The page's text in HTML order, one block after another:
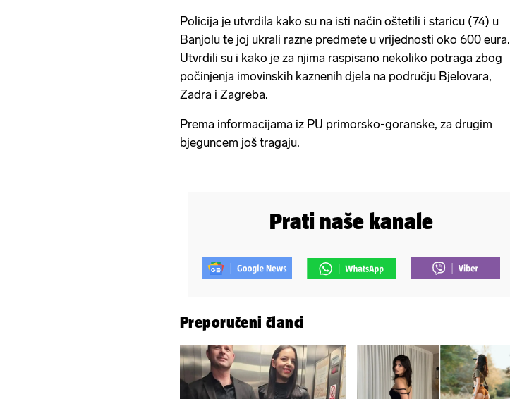
Policija je utvrdila kako su na isti način oštetili i staricu (74) u
Banjolu te joj ukrali razne predmete u vrijednosti oko 600 eura.
Utvrdili su i kako je za njima raspisano nekoliko potraga zbog
počinjenja imovinskih kaznenih djela na području Bjelovara,
Zadra i Zagreba.
Prema informacijama iz PU primorsko-goranske, za drugim
bjeguncem još tragaju.
Prati naše kanale
Preporučeni članci